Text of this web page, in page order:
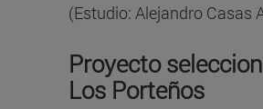
(Estudio: Alejandro Casas
Proyecto
Los Porteños